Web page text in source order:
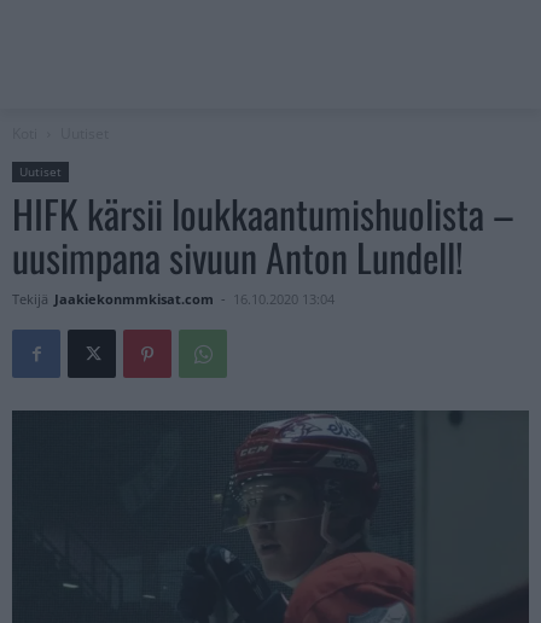
Uutiset
HIFK kärsii loukkaantumishuolista –
uusimpana sivuun Anton Lundell!
Tekijä Jaakiekonmmkisat.com - 16.10.2020 13:04